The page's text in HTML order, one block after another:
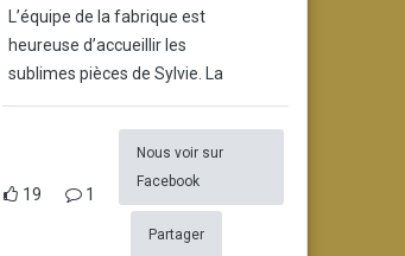
L’équipe de la fabrique est
heureuse d’accueillir les
sublimes pièces de Sylvie. La
19 1
Nous voir sur
Facebook
Partager